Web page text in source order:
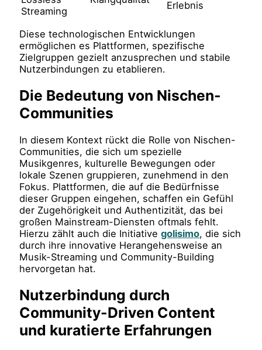
Streaming
Erlebnis
Diese technologischen Entwicklungen
ermöglichen es Plattformen, spezifische
Zielgruppen gezielt anzusprechen und stabile
Nutzerbindungen zu etablieren.
Die Bedeutung von Nischen-
Communities
In diesem Kontext rückt die Rolle von Nischen-
Communities, die sich um spezielle
Musikgenres, kulturelle Bewegungen oder
lokale Szenen gruppieren, zunehmend in den
Fokus. Plattformen, die auf die Bedürfnisse
dieser Gruppen eingehen, schaffen ein Gefühl
der Zugehörigkeit und Authentizität, das bei
großen Mainstream-Diensten oftmals fehlt.
Hierzu zählt auch die Initiativegolisimo, die sich
durch ihre innovative Herangehensweise an
Musik-Streaming und Community-Building
hervorgetan hat.
Nutzerbindung durch
Community-Driven Content
und kuratierte Erfahrungen